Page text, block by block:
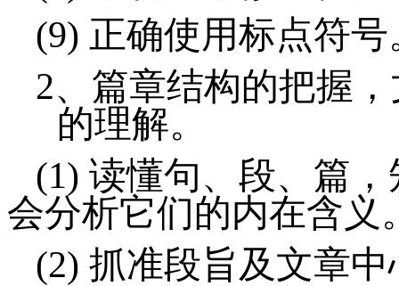
(9) 正确使用标点符号
2、 篇章结构的把握
的理解。
(1) 读懂句、段、篇
会分析它们的内在含义
(2) 抓准段旨及文章中